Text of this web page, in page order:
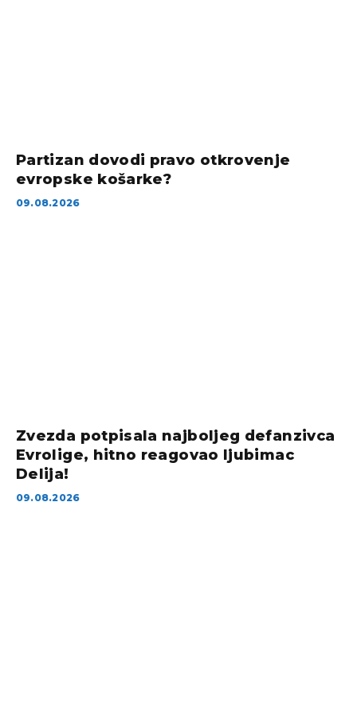
Partizan dovodi pravo otkrovenje
evropske košarke?
09.08.2026
Zvezda potpisala najboljeg defanzivca
Evrolige, hitno reagovao ljubimac
Delija!
09.08.2026